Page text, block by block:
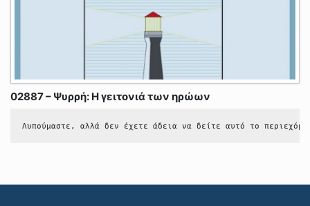
02887 – Ψυρρή: Η γειτονιά των ηρώων
Λυπούμαστε, αλλά δεν έχετε άδεια να δείτε αυτό το